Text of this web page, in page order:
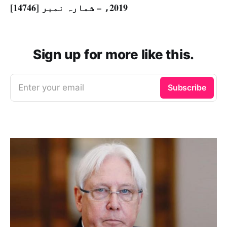
2019ء – شمارہ نمبر [14746]
Sign up for more like this.
Enter your email Subscribe